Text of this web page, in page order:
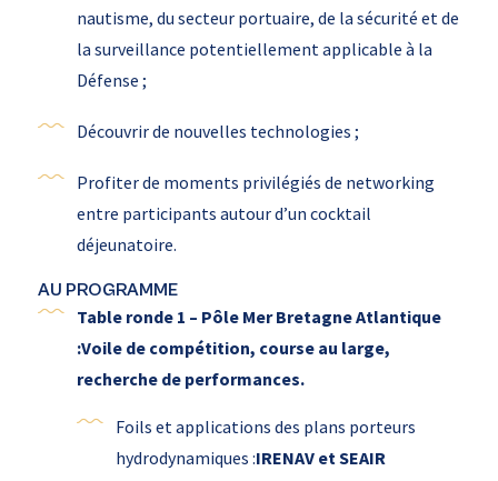
nautisme, du secteur portuaire, de la sécurité et de
la surveillance potentiellement applicable à la
Défense ;
Découvrir de nouvelles technologies ;
Profiter de moments privilégiés de networking
entre participants autour d’un cocktail
déjeunatoire.
AU PROGRAMME
Table ronde 1 – Pôle Mer Bretagne Atlantique
:Voile de compétition, course au large,
recherche de performances.
Foils et applications des plans porteurs
hydrodynamiques :IRENAV et SEAIR